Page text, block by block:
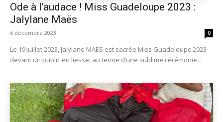
Ode à l’audace ! Miss Guadeloupe 2023 :
Jalylane Maës
6 décembre 2023 0
Le 19 juillet 2023, Jalylane MAËS est sacrée Miss Guadeloupe 2023
devant un public en liesse, au terme d’une sublime cérémonie...